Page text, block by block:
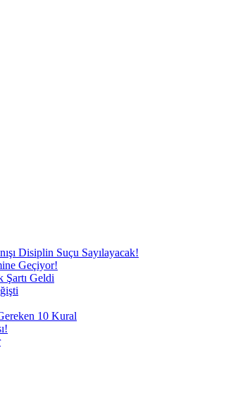
Disiplin Suçu Sayılayacak!
Geçiyor!
Şartı Geldi
10 Kural